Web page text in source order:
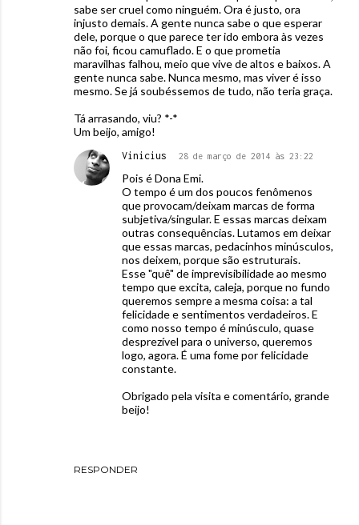
sabe ser cruel como ninguém. Ora é justo, ora
injusto demais. A gente nunca sabe o que esperar
dele, porque o que parece ter ido embora às vezes
não foi, ficou camuflado. E o que prometia
maravilhas falhou, meio que vive de altos e baixos. A
gente nunca sabe. Nunca mesmo, mas viver é isso
mesmo. Se já soubéssemos de tudo, não teria graça.
Tá arrasando, viu? *-*
Um beijo, amigo!
RESPONDER
Vinicius 28 de março de 2014 às 23:22
Pois é Dona Emi.
O tempo é um dos poucos fenômenos
que provocam/deixam marcas de forma
subjetiva/singular. E essas marcas deixam
outras consequências. Lutamos em deixar
que essas marcas, pedacinhos minúsculos,
nos deixem, porque são estruturais.
Esse "quê" de imprevisibilidade ao mesmo
tempo que excita, caleja, porque no fundo
queremos sempre a mesma coisa: a tal
felicidade e sentimentos verdadeiros. E
como nosso tempo é minúsculo, quase
desprezível para o universo, queremos
logo, agora. É uma fome por felicidade
constante.
Obrigado pela visita e comentário, grande
beijo!